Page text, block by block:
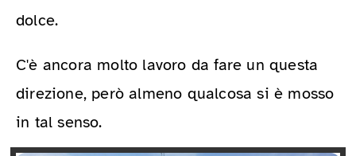
dolce.
C'è ancora molto lavoro da fare un questa
direzione, però almeno qualcosa si è mosso
in tal senso.